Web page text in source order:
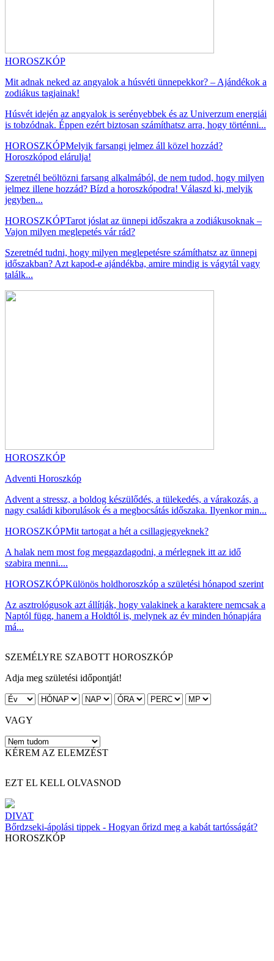
HOROSZKÓP
Mit adnak neked az angyalok a húsvéti ünnepekkor? – Ajándékok a
zodiákus tagjainak!
Húsvét idején az angyalok is serényebbek és az Univerzum energiái
is tobzódnak. Éppen ezért biztosan számíthatsz arra, hogy történni...
HOROSZKÓPMelyik farsangi jelmez áll közel hozzád?
Horoszkópod elárulja!
Szeretnél beöltözni farsang alkalmából, de nem tudod, hogy milyen
jelmez illene hozzád? Bízd a horoszkópodra! Válaszd ki, melyik
jegyben...
HOROSZKÓPTarot jóslat az ünnepi időszakra a zodiákusoknak –
Vajon milyen meglepetés vár rád?
Szeretnéd tudni, hogy milyen meglepetésre számíthatsz az ünnepi
időszakban? Azt kapod-e ajándékba, amire mindig is vágytál vagy
találk...
HOROSZKÓP
Adventi Horoszkóp
Advent a stressz, a boldog készülődés, a tülekedés, a várakozás, a
nagy családi kiborulások és a megbocsátás időszaka. Ilyenkor min...
HOROSZKÓPMit tartogat a hét a csillagjegyeknek?
A halak nem most fog meggazdagodni, a mérlegnek itt az idő
szabira menni....
HOROSZKÓPKülönös holdhoroszkóp a születési hónapod szerint
Az asztrológusok azt állítják, hogy valakinek a karaktere nemcsak a
Naptól függ, hanem a Holdtól is, melynek az év minden hónapjára
má...
SZEMÉLYRE SZABOTT HOROSZKÓP
Adja meg születési időpontját!
VAGY
KÉREM AZ ELEMZÉST
EZT EL KELL OLVASNOD
DIVAT
Bőrdzseki-ápolási tippek - Hogyan őrizd meg a kabát tartósságát?
HOROSZKÓP